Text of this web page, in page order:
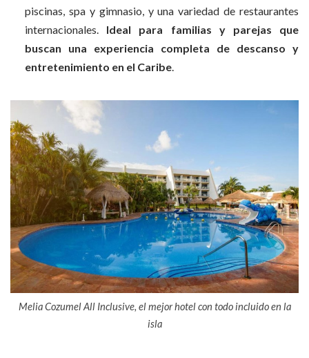
piscinas, spa y gimnasio, y una variedad de restaurantes
internacionales. Ideal para familias y parejas que
buscan una experiencia completa de descanso y
entretenimiento en el Caribe.
Melia Cozumel All Inclusive, el mejor hotel con todo incluido en la
isla